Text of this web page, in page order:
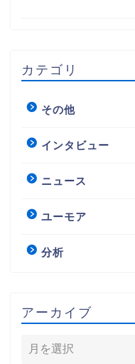
カテゴリ
その他
インタビュー
ニュース
ユーモア
分析
アーカイブ